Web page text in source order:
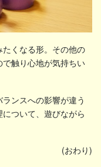
くなる形。その他の
触り心地が気持ちい
ンスへの影響が違う
ついて、遊びながら
(おわり)